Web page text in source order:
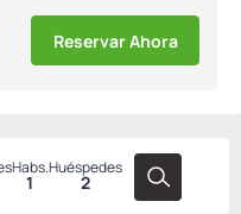
Reservar Ahora
Habs.
1
Huéspedes
2